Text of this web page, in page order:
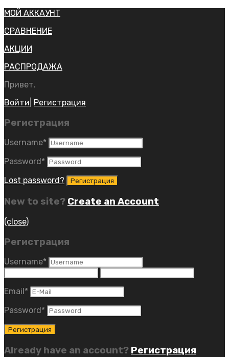
МОЙ АККАУНТ
СРАВНЕНИЕ
АКЦИИ
РАСПРОДАЖА
Привет.
Войти Регистрация
Регистрация
Username*
Password *
Lost password?
New to site? Create an Account
(close)
Регистрация
Username*
Email *
Password *
Already have an account? Регистрация